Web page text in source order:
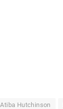
Atiba Hutchinson